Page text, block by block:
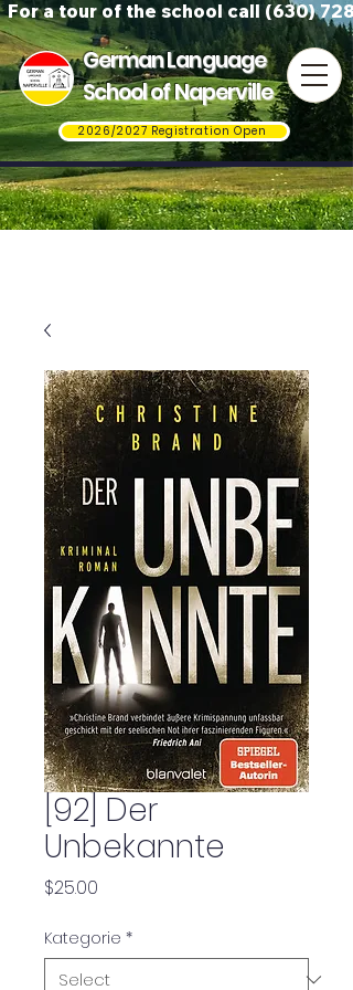
For a tour of the school call (630)
German Language
School of Naperville
2026/2027 Registration Open
[92] Der
Unbekannte
$25.00
Kategorie *